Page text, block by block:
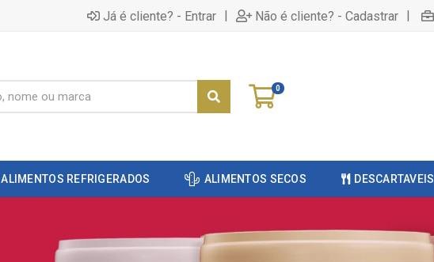
Já é cliente? - Entrar | Não é cliente? - Cadastrar |
0
ALIMENTOS REFRIGERADOS ALIMENTOS SECOS DESCARTAVEIS